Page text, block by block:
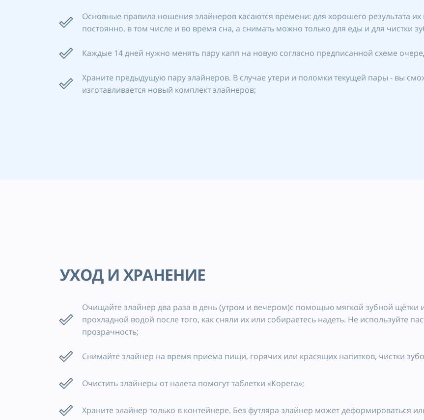
Основные правила ношения элайнеров касаются времени: для хорошего результата их
постоянно, в том числе и во время сна, а снимать можно только для еды и для чистки
Каждые 14 дней нужно менять пару капп на новую согласно предписанной схеме
Храните предыдущую пару элайнеров. В случае утери и поломки текущей пары - вы
изготавливается новый комплект элайнеров;
УХОД И ХРАНЕНИЕ
Очищайте элайнер два раза в день (утром и вечером)с помощью мягкой зубной щётки
прохладной водой после того, как сняли их или собираетесь надеть. Не используйте
прозрачность;
Снимайте элайнер на время приема пищи, горячих или красящих напитков, чистки
Очистить элайнеры от налета помогут таблетки «Корега»;
Храните элайнер только в контейнере. Без футляра элайнер может деформироваться